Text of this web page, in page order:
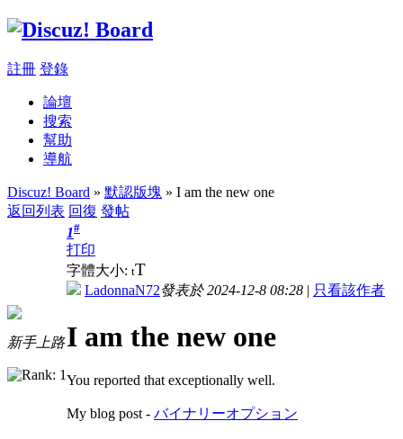
註冊 登錄
論壇
搜索
幫助
導航
Discuz! Board » 默認版塊 » I am the new one
返回列表 回復 發帖
新手上路
1#
打印
字體大小: tT
LadonnaN72發表於 2024-12-8 08:28 | 只看該作者
I am the new one
You reported that exceptionally well.
My blog post - バイナリーオプション